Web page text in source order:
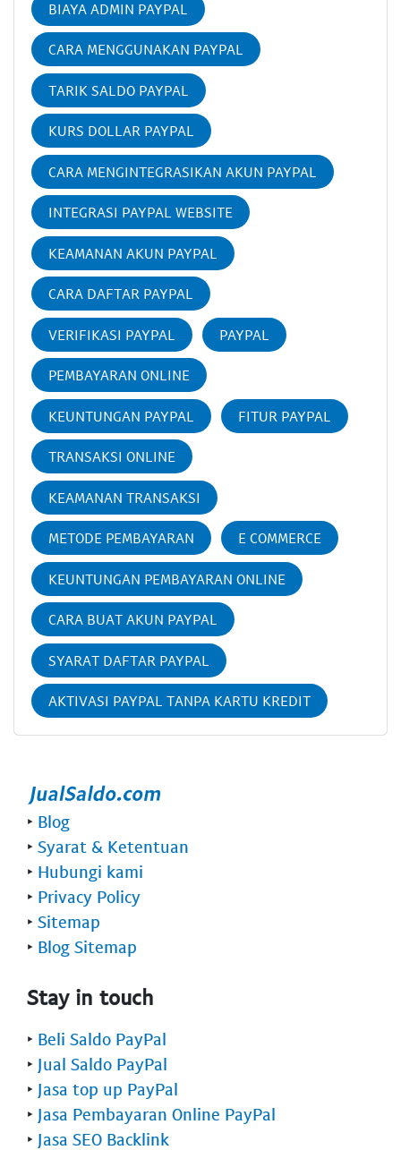
BIAYA ADMIN PAYPAL
CARA MENGGUNAKAN PAYPAL
TARIK SALDO PAYPAL
KURS DOLLAR PAYPAL
CARA MENGINTEGRASIKAN AKUN PAYPAL
INTEGRASI PAYPAL WEBSITE
KEAMANAN AKUN PAYPAL
CARA DAFTAR PAYPAL
VERIFIKASI PAYPAL PAYPAL
PEMBAYARAN ONLINE
KEUNTUNGAN PAYPAL FITUR PAYPAL
TRANSAKSI ONLINE
KEAMANAN TRANSAKSI
METODE PEMBAYARAN E COMMERCE
KEUNTUNGAN PEMBAYARAN ONLINE
CARA BUAT AKUN PAYPAL
SYARAT DAFTAR PAYPAL
AKTIVASI PAYPAL TANPA KARTU KREDIT
‣ Blog
‣ Syarat & Ketentuan
‣ Hubungi kami
‣ Privacy Policy
‣ Sitemap
‣ Blog Sitemap
Stay in touch
‣ Beli Saldo PayPal
‣ Jual Saldo PayPal
‣ Jasa top up PayPal
‣ Jasa Pembayaran Online PayPal
‣ Jasa SEO Backlink